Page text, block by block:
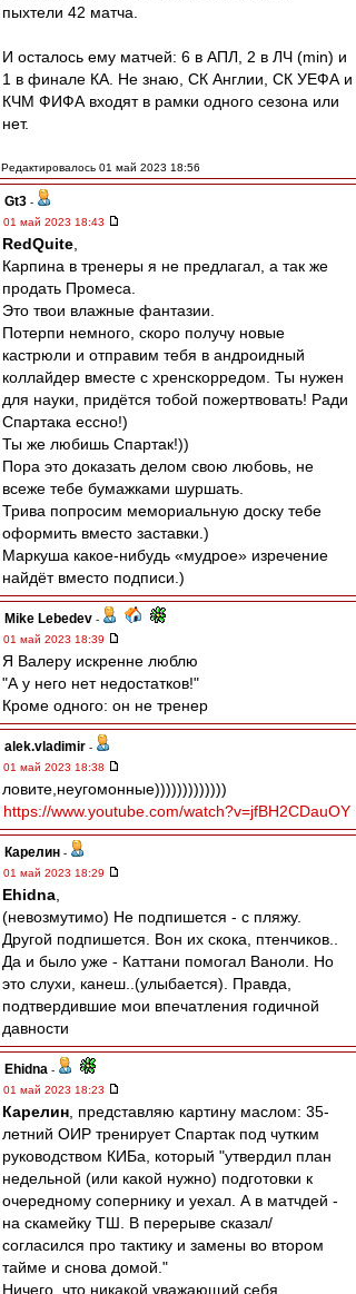
пыхтели 42 матча.
И осталось ему матчей: 6 в АПЛ, 2 в ЛЧ (min) и
1 в финале КА. Не знаю, СК Англии, СК УЕФА и
КЧМ ФИФА входят в рамки одного сезона или
нет.
Редактировалось 01 май 2023 18:56
Gt3 -
01 май 2023 18:43
RedQuite
Карпина в тренеры я не предлагал, а так же
продать Промеса.
Это твои влажные фантазии.
Потерпи немного, скоро получу новые
кастрюли и отправим тебя в андроидный
коллайдер вместе с хренскорредом. Ты нужен
для науки, придётся тобой пожертвовать! Ради
Спартака ессно!)
Ты же любишь Спартак!))
Пора это доказать делом свою любовь, не
всеже тебе бумажками шуршать.
Трива попросим мемориальную доску тебе
оформить вместо заставки.)
Маркуша какое-нибудь «мудрое» изречение
найдёт вместо подписи.)
Mike Lebedev -
01 май 2023 18:39
Я Валеру искренне люблю
"А у него нет недостатков!"
Кроме одного: он не тренер
alek.vladimir -
01 май 2023 18:38
ловите,неугомонные)))))))))))))
https://www.youtube.com/watch?v=jfBH2CDauOY
Карелин -
01 май 2023 18:29
Ehidna
(невозмутимо) Не подпишется - с пляжу.
Другой подпишется. Вон их скока, птенчиков..
Да и было уже - Каттани помогал Ваноли. Но
это слухи, канеш..(улыбается). Правда,
подтвердившие мои впечатления годичной
давности
Ehidna -
01 май 2023 18:23
Карелин , представляю картину маслом: 35-
летний ОИР тренирует Спартак под чутким
руководством КИБа, который "утвердил план
недельной (или какой нужно) подготовки к
очередному сопернику и уехал. А в матчдей -
на скамейку ТШ. В перерыве сказал/
согласился про тактику и замены во втором
тайме и снова домой."
Ничего, что никакой уважающий себя